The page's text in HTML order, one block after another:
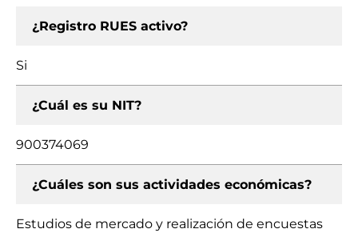
¿Registro RUES activo?
Si
¿Cuál es su NIT?
900374069
¿Cuáles son sus actividades económicas?
Estudios de mercado y realización de encuestas